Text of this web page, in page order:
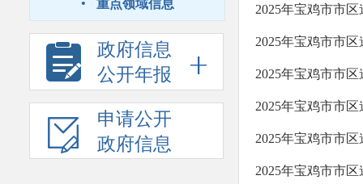
重点领域信息
政府信息
公开年报
申请公开
政府信息
2025年宝鸡市市
2025年宝鸡市市
2025年宝鸡市市
2025年宝鸡市市
2025年宝鸡市市
2025年宝鸡市市